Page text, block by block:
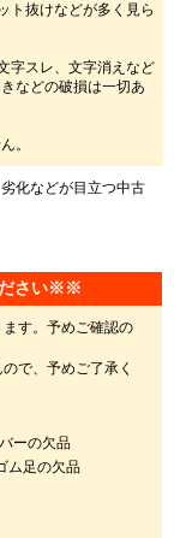
ト抜けなどが多く見ら
字スレ、文字消えなど
などの破損は一切あ
。
化などが目立つ中古
ださい※※
す。予めご確認の
で、予めご了承く
ーの欠品
ム足の欠品